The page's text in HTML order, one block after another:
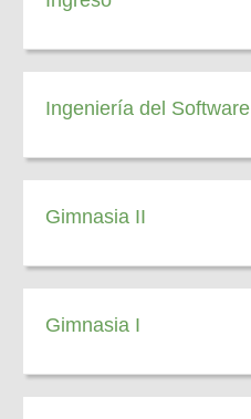
Ingeniería del Software
Gimnasia II
Gimnasia I